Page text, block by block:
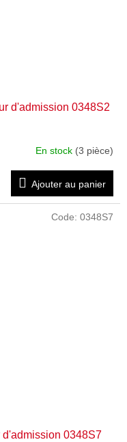
d'admission 0348S2
En stock (3 pièce)
Ajouter au panier
0348S7
Code: 0348S7